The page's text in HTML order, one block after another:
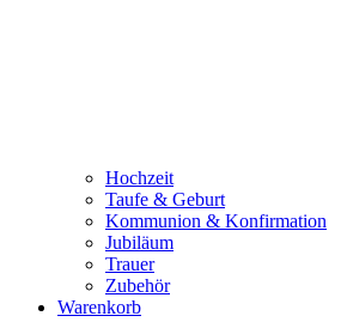
Hochzeit
Taufe & Geburt
Kommunion & Konfirmation
Jubiläum
Trauer
Zubehör
Warenkorb